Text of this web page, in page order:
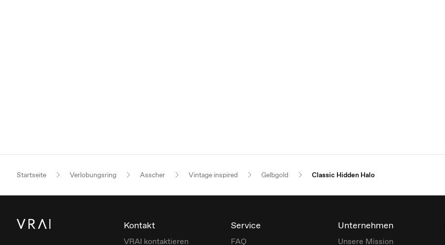
Startseite Verlobungsring Asscher Vintage inspired Gelbgold Classic Hidden Halo
Kontakt
VRAI kontaktieren
Service
FAQ
Unternehmen
Unsere Mission